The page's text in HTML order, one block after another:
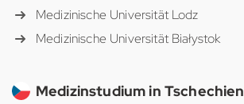
Medizinische Universität Lodz
Medizinische Universität Białystok
Medizinstudium in Tschechien